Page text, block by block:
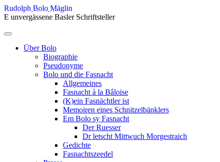
Skip
to
Rudolph Bolo Mäglin
E unvergässene Basler Schriftsteller
Menu
Über Bolo
Biographie
Pseudonyme
Bolo und die Fasnacht
Allgemeines
Fasnacht à la Bâloise
(K)ein Fasnächtler ist
Memoiren eines Schnitzelbänklers
Em Bolo sy Fasnacht
Der Ruesser
Dr letscht Mittwuch Morgestraich
Gedichte
Fasnachtszeedel